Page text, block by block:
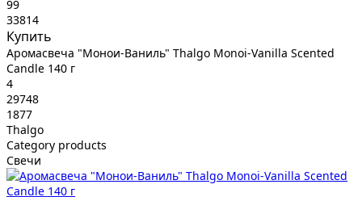
99
33814
Купить
Аромасвеча "Монои-Ваниль" Thalgo Monoi-Vanilla Scented
Candle 140 г
4
29748
1877
Thalgo
Category products
Свечи